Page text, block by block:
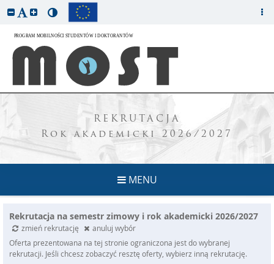
REKRUTACJA
Rok akademicki 2026/2027
MENU
Rekrutacja na semestr zimowy i rok akademicki 2026/2027
zmień rekrutację
anuluj wybór
Oferta prezentowana na tej stronie ograniczona jest do wybranej
rekrutacji. Jeśli chcesz zobaczyć resztę oferty, wybierz inną rekrutację.